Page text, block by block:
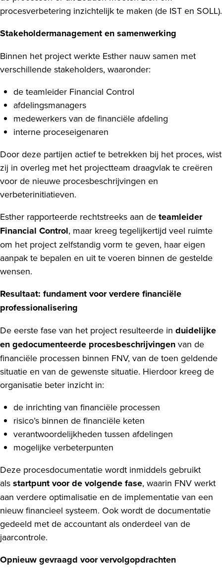
procesverbetering inzichtelijk te maken (de IST en SOLL).
Stakeholdermanagement en samenwerking
Binnen het project werkte Esther nauw samen met
verschillende stakeholders, waaronder:
de teamleider Financial Control
afdelingsmanagers
medewerkers van de financiële afdeling
interne proceseigenaren
Door deze partijen actief te betrekken bij het proces, wist
zij in overleg met het projectteam draagvlak te creëren
voor de nieuwe procesbeschrijvingen en
verbeterinitiatieven.
Esther rapporteerde rechtstreeks aan de teamleider
Financial Control, maar kreeg tegelijkertijd veel ruimte
om het project zelfstandig vorm te geven, haar eigen
aanpak te bepalen en uit te voeren binnen de gestelde
wensen.
Resultaat: fundament voor verdere financiële
professionalisering
De eerste fase van het project resulteerde in duidelijke
en gedocumenteerde procesbeschrijvingen van de
financiële processen binnen FNV, van de toen geldende
situatie en van de gewenste situatie. Hierdoor kreeg de
organisatie beter inzicht in:
de inrichting van financiële processen
risico’s binnen de financiële keten
verantwoordelijkheden tussen afdelingen
mogelijke verbeterpunten
Deze procesdocumentatie wordt inmiddels gebruikt
als startpunt voor de volgende fase, waarin FNV werkt
aan verdere optimalisatie en de implementatie van een
nieuw financieel systeem. Ook wordt de documentatie
gedeeld met de accountant als onderdeel van de
jaarcontrole.
Opnieuw gevraagd voor vervolgopdrachten